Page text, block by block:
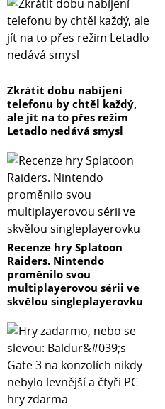
Zkrátit dobu nabíjení
telefonu by chtěl každý,
ale jít na to přes režim
Letadlo nedává smysl
Recenze hry Splatoon
Raiders. Nintendo
proměnilo svou
multiplayerovou sérii ve
skvělou singleplayerovku